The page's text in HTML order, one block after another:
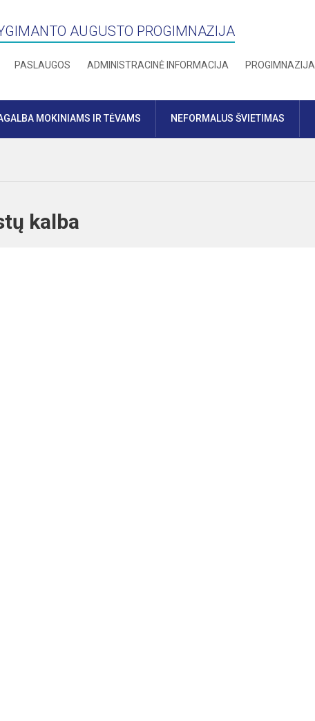
AUGUSTO PROGIMNAZIJA
PASLAUGOS ADMINISTRACINĖ INFORMACIJA PROGIMNAZIJA
MOKINIAMS IR TĖVAMS NEFORMALUS ŠVIETIMAS
kalba